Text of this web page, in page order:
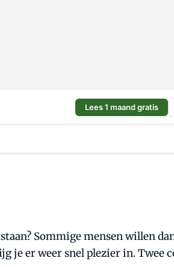
Lees 1 maand gratis
Sommige mensen willen
je er weer snel plezier in. Twee